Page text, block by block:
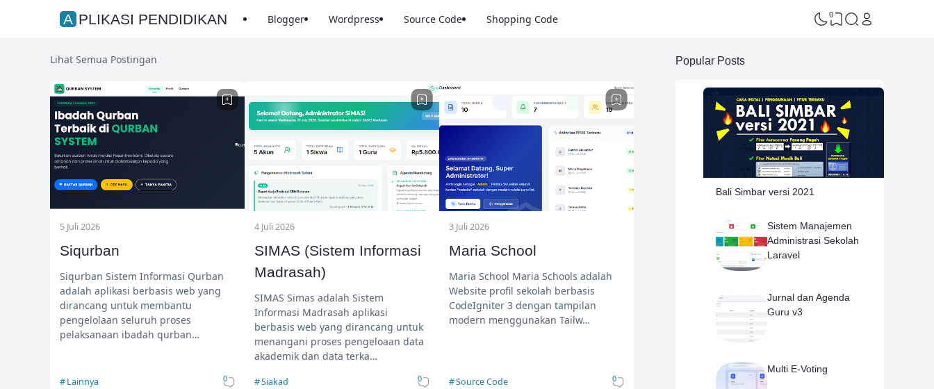
APLIKASI PENDIDIKAN Blogger Wordpress Source Code Shopping Code 0
Lihat Semua Postingan
5 Juli 2026
Siqurban
Siqurban Sistem Informasi Qurban
adalah aplikasi berbasis web yang
dirancang untuk membantu
pengelolaan seluruh proses
pelaksanaan ibadah qurban…
Lainnya 0
4 Juli 2026
SIMAS (Sistem Informasi
Madrasah)
SIMAS Simas adalah Sistem
Informasi Madrasah aplikasi
berbasis web yang dirancang untuk
menangani proses pengeloaan data
akademik dan data terka…
Siakad 0
3 Juli 2026
Maria School
Maria School Maria Schools adalah
Website profil sekolah berbasis
CodeIgniter 3 dengan tampilan
modern menggunakan Tailw…
Source Code 0
Popular Posts
Bali Simbar versi 2021
Sistem Manajemen
Administrasi Sekolah
Laravel
Jurnal dan Agenda
Guru v3
Multi E-Voting